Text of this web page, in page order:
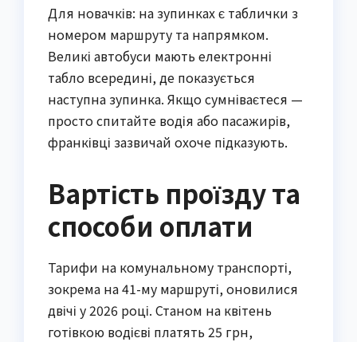
Для новачків: на зупинках є таблички з
номером маршруту та напрямком.
Великі автобуси мають електронні
табло всередині, де показується
наступна зупинка. Якщо сумніваєтеся —
просто спитайте водія або пасажирів,
франківці зазвичай охоче підказують.
Вартість проїзду та
способи оплати
Тарифи на комунальному транспорті,
зокрема на 41-му маршруті, оновилися
двічі у 2026 році. Станом на квітень
готівкою водієві платять 25 грн,